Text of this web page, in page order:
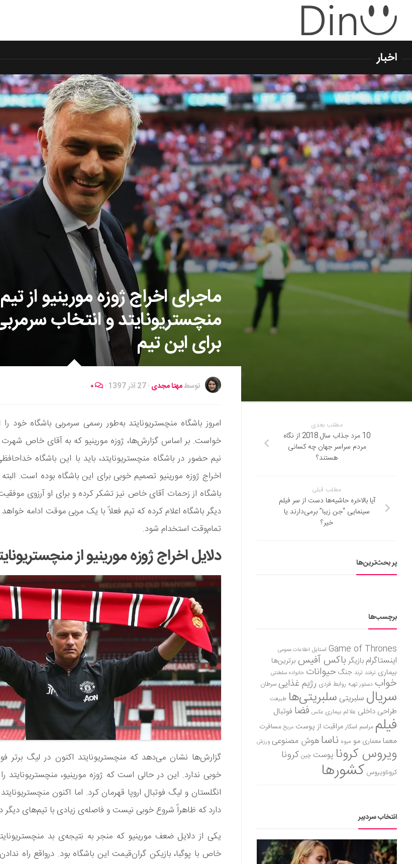
اخبار
ماجرای اخراج ژوزه مورینیو از تیم
منچستریونایتد و انتخاب
برای این تیم
توسطمهتا مجدی ·27 آذر 1397 ·
امروز باشگاه منچستریونایتد به‌طور رسمی سرمربی باشگاه خود را
خواست. بر اساس گزارش‌ها، ژوزه مورینیو که به آقای خاص
نیم حضور در باشگاه منچستریونایتد، باید با این باشگاه
اخراج ژوزه مورینیو تصمیم خوبی برای این باشگاه بوده است. البته
باشگاه از زحمات آقای خاص نیز تشکر کرده و برای او آرزوی
دیگر باشگاه اعلام کرده که تیم فعلاً با یک مربی موقت ادامه
تمام‌وقت استخدام شود.
دلایل اخراج ژوزه مورینیو از
گزارش‌ها نشان می‌دهد که منچستریونایتد اکنون در لیگ برتر
خوبی ندارد. این در حالی است که ژوزه مورینیو، منچستریونایتد
دارد که ظاهراً شروع خوبی نیست و فاصله‌ی زیادی با تیم‌های
یکی از دلایل ضعف مورینیو که منجر به نتیجه‌ی بد
خاص با پوگبا، بازیکن گران‌قیمت این باشگاه بود. درواقع راه
مطلب بعدی
10 مرد جذاب سال 2018 از نگاه
مردم سراسر جهان چه کسانی
هستند؟
مطلب قبلی
آیا بالاخره حاشیه‌ها دست از سر فیلم
سینمایی “جن زیبا” برمی‌دارند یا
خیر؟
پر بحث‌ترین‌ها
برچسب‌ها
Game of Thrones استایل اطلاعات عمومی
اینستاگرام بازیگر باکس آفیس برترین‌ها
بیماری ترفند ترند جنگ حیوانات خانواده سلطنتی
خواب دستور تهیه روابط فردی رژیم غذاییسرطان
سریال سلبریتی سلبریتی‌ها طبیعت
طراحی داخلی علائم بیماری عکس فضا فوتبال
فیلم مراسم اسکارمراقبت از پوست مریخ مسافرت
معمامعماری مو میوه ناساهوش مصنوعی ورزش
ویروس کرونا پوست چین کرونا
کروناویروس کشورها
انتخاب سردبیر